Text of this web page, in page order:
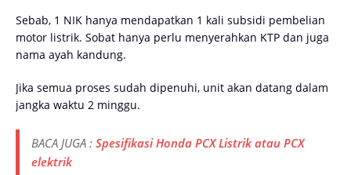
Sebab, 1 NIK hanya mendapatkan 1 kali subsidi pembelian
motor listrik. Sobat hanya perlu menyerahkan KTP dan juga
nama ayah kandung.
Jika semua proses sudah dipenuhi, unit akan datang dalam
jangka waktu 2 minggu.
BACA JUGA : Spesifikasi Honda PCX Listrik atau PCX
elektrik